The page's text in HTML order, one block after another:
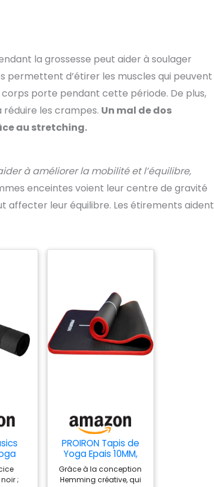
la grossesse peut aider à soulager
permettent d’étirer les muscles qui peuvent
porte pendant cette période. De plus,
les crampes. Un mal de dos
au stretching.
à améliorer la mobilité et l’équilibre,
enceintes voient leur centre de gravité
affecter leur équilibre. Les étirements aident
;
PROIRON Tapis de
Yoga Epais 10MM,
Antidérapant Tapis
d'exercice Fitness,
Grâce à la conception
Hemming créative, qui